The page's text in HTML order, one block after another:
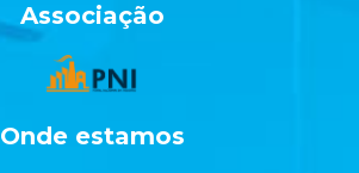
Associação
Onde estamos